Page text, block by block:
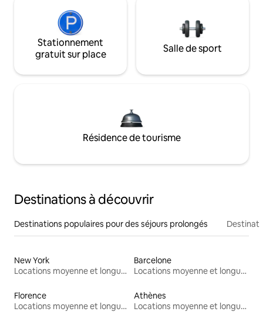
Stationnement
gratuit sur place
Salle de sport
Résidence de tourisme
Destinations à découvrir
Destinations populaires pour des séjours prolongés
New York
Locations moyenne et longue durée
Barcelone
Locations moyenne et longue durée
Florence
Locations moyenne et longue durée
Athènes
Locations moyenne et longue durée